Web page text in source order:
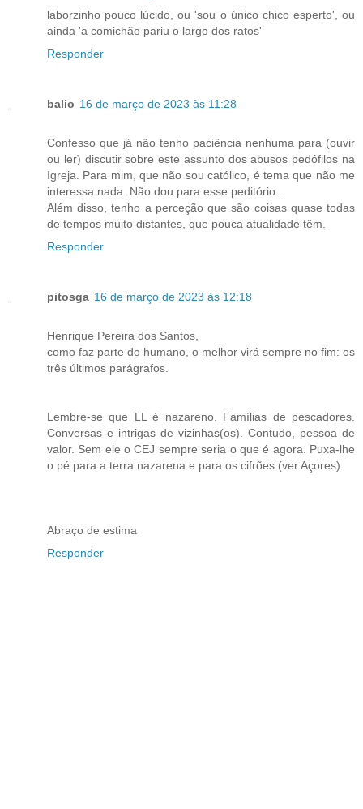
laborzinho pouco lúcido, ou 'sou o único chico esperto', ou
ainda 'a comichão pariu o largo dos ratos'
Responder
balio 16 de março de 2023 às 11:28
Confesso que já não tenho paciência nenhuma para (ouvir
ou ler) discutir sobre este assunto dos abusos pedófilos na
Igreja. Para mim, que não sou católico, é tema que não me
interessa nada. Não dou para esse peditório...
Além disso, tenho a perceção que são coisas quase todas
de tempos muito distantes, que pouca atualidade têm.
Responder
pitosga 16 de março de 2023 às 12:18
Henrique Pereira dos Santos,
como faz parte do humano, o melhor virá sempre no fim: os
três últimos parágrafos.
Lembre-se que LL é nazareno. Famílias de pescadores.
Conversas e intrigas de vizinhas(os). Contudo, pessoa de
valor. Sem ele o CEJ sempre seria o que é agora. Puxa-lhe
o pé para a terra nazarena e para os cifrões (ver Açores).
Abraço de estima
Responder